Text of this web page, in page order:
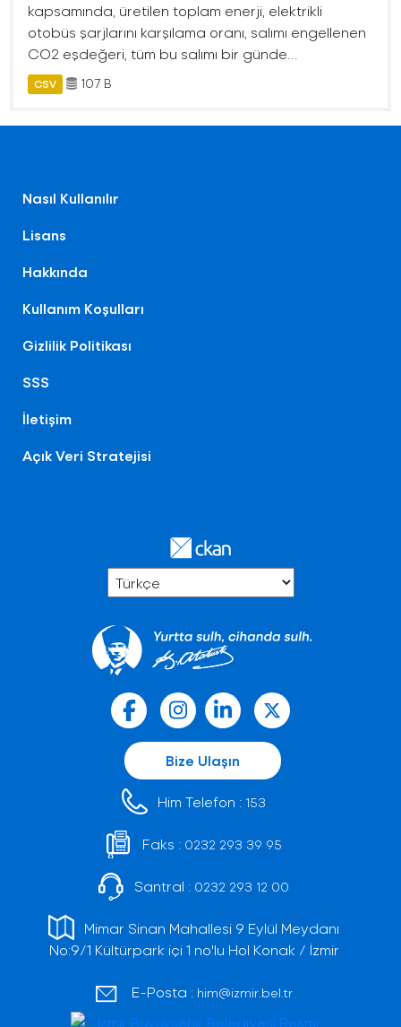
kapsamında, üretilen toplam enerji, elektrikli
otobüs şarjlarını karşılama oranı, salımı engellenen
CO2 eşdeğeri, tüm bu salımı bir günde...
CSV 107 B
Nasıl Kullanılır
Lisans
Hakkında
Kullanım Koşulları
Gizlilik Politikası
SSS
İletişim
Açık Veri Stratejisi
Bize Ulaşın
Him Telefon : 153
Faks : 0232 293 39 95
Santral : 0232 293 12 00
Mimar Sinan Mahallesi 9 Eylül Meydanı
No:9/1 Kültürpark içi 1 no'lu Hol Konak / İzmir
E-Posta : him@izmir.bel.tr